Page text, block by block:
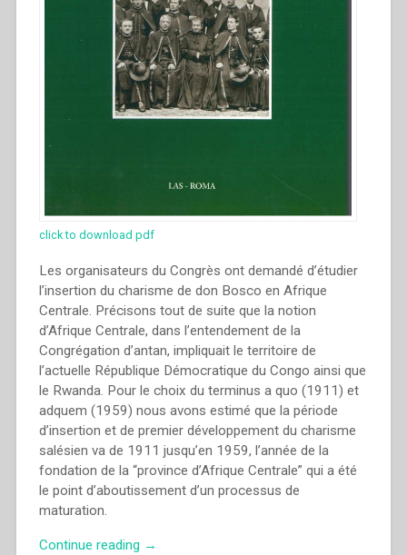
click to download pdf
Les organisateurs du Congrès ont demandé d’étudier
l’insertion du charisme de don Bosco en Afrique
Centrale. Précisons tout de suite que la notion
d’Afrique Centrale, dans l’entendement de la
Congrégation d’antan, impliquait le territoire de
l’actuelle République Démocratique du Congo ainsi que
le Rwanda. Pour le choix du terminus a quo (1911) et
adquem (1959) nous avons estimé que la période
d’insertion et de premier développement du charisme
salésien va de 1911 jusqu’en 1959, l’année de la
fondation de la “province d’Afrique Centrale” qui a été
le point d’aboutissement d’un processus de
maturation.
Continue reading “Marcel
→